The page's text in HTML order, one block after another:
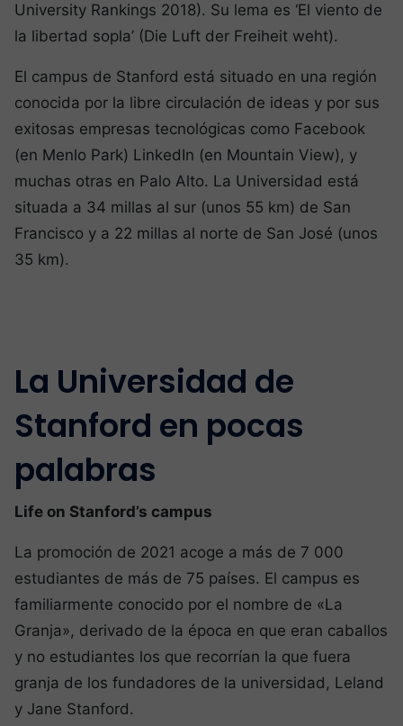
University Rankings 2018). Su lema es ‘El viento de
la libertad sopla’ (Die Luft der Freiheit weht).
El campus de Stanford está situado en una región
conocida por la libre circulación de ideas y por sus
exitosas empresas tecnológicas como Facebook
(en Menlo Park) LinkedIn (en Mountain View), y
muchas otras en Palo Alto. La Universidad está
situada a 34 millas al sur (unos 55 km) de San
Francisco y a 22 millas al norte de San José (unos
35 km).
La Universidad de
Stanford en pocas
palabras
Life on Stanford’s campus
La promoción de 2021 acoge a más de 7 000
estudiantes de más de 75 países. El campus es
familiarmente conocido por el nombre de «La
Granja», derivado de la época en que eran caballos
y no estudiantes los que recorrían la que fuera
granja de los fundadores de la universidad, Leland
y Jane Stanford.